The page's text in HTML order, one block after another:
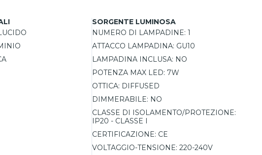
efficace, ideale per superfici da lavoro o tavoli. Il cavo
specifiche dello spazio. Compatibile con lampadine GU10 fino
Progettato per ambienti interni, con grado di protezione
di modernità e brillantezza, rendendo questa
SORGENTE LUMINOSA
NUMERO DI LAMPADINE: 1
ATTACCO LAMPADINA: GU10
LAMPADINA INCLUSA: NO
POTENZA MAX LED: 7W
OTTICA: DIFFUSED
DIMMERABILE: NO
CLASSE DI ISOLAMENTO/PROTEZIONE:
IP20 - CLASSE I
CERTIFICAZIONE: CE
VOLTAGGIO-TENSIONE: 220-240V